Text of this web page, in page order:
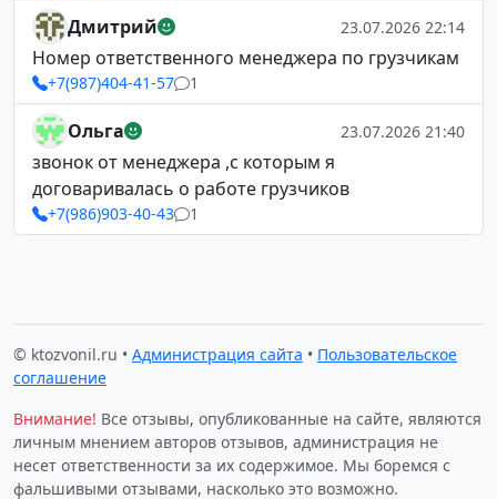
Дмитрий 23.07.2026 22:14
Номер ответственного менеджера по грузчикам
+7(987)404-41-57 1
Ольга 23.07.2026 21:40
звонок от менеджера ,с которым я
договаривалась о работе грузчиков
+7(986)903-40-43 1
© ktozvonil.ru • Администрация сайта • Пользовательское
соглашение
Внимание! Все отзывы, опубликованные на сайте, являются
личным мнением авторов отзывов, администрация не
несет ответственности за их содержимое. Мы боремся с
фальшивыми отзывами, насколько это возможно.